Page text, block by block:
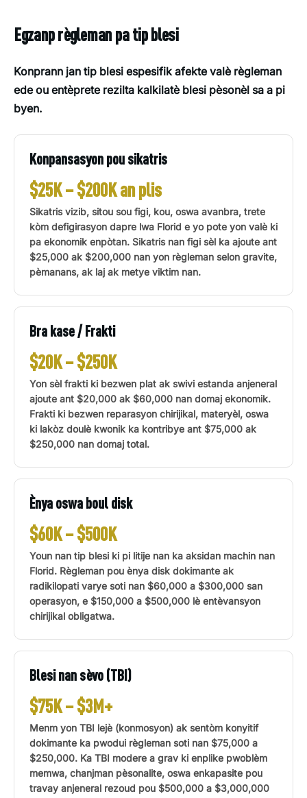
Egzanp règleman pa tip blesi
Konprann jan tip blesi espesifik afekte valè règleman
ede ou entèprete rezilta kalkilatè blesi pèsonèl sa a pi
byen.
Konpansasyon pou sikatris
$25K – $200K an plis
Sikatris vizib, sitou sou figi, kou, oswa avanbra, trete
kòm defigirasyon dapre lwa Florid e yo pote yon valè ki
pa ekonomik enpòtan. Sikatris nan figi sèl ka ajoute ant
$25,000 ak $200,000 nan yon règleman selon gravite,
pèmanans, ak laj ak metye viktim nan.
Bra kase / Frakti
$20K – $250K
Yon sèl frakti ki bezwen plat ak swivi estanda anjeneral
ajoute ant $20,000 ak $60,000 nan domaj ekonomik.
Frakti ki bezwen reparasyon chirijikal, materyèl, oswa
ki lakòz doulè kwonik ka kontribye ant $75,000 ak
$250,000 nan domaj total.
Ènya oswa boul disk
$60K – $500K
Youn nan tip blesi ki pi litije nan ka aksidan machin nan
Florid. Règleman pou ènya disk dokimante ak
radikilopati varye soti nan $60,000 a $300,000 san
operasyon, e $150,000 a $500,000 lè entèvansyon
chirijikal obligatwa.
Blesi nan sèvo (TBI)
$75K – $3M+
Menm yon TBI lejè (konmosyon) ak sentòm konyitif
dokimante ka pwodui règleman soti nan $75,000 a
$250,000. Ka TBI modere a grav ki enplike pwoblèm
memwa, chanjman pèsonalite, oswa enkapasite pou
travay anjeneral rezoud pou $500,000 a $3,000,000